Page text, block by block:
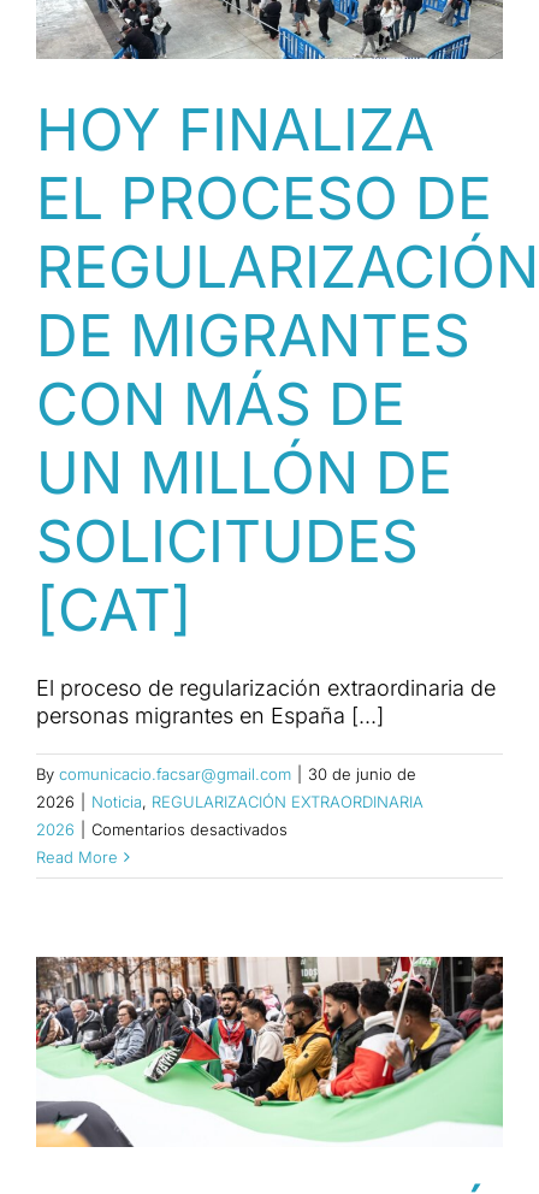
HOY FINALIZA
EL PROCESO DE
REGULARIZACIÓN
DE MIGRANTES
CON MÁS DE
UN MILLÓN DE
SOLICITUDES
[CAT]
El proceso de regularización extraordinaria de
personas migrantes en España [...]
By comunicacio.facsar@gmail.com
30 de junio de
2026
Noticia, REGULARIZACIÓN EXTRAORDINARIA
2026
Comentarios desactivados
FINALIZA
DE
REGULARIZACIÓN
DE
MIGRANTES
CON
MÁS
DE
Read More